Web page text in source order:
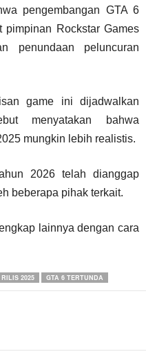
pengembangan GTA 6
pimpinan Rockstar Games
penundaan peluncuran
game ini dijadwalkan
menyatakan bahwa
mungkin lebih realistis.
2026 telah dianggap
beberapa pihak terkait.
lainnya dengan cara
2025 GTA 6 TERTUNDA